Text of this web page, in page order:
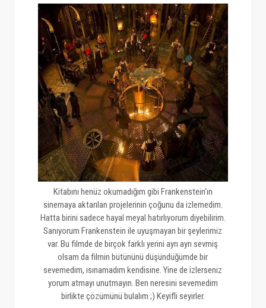
Kitabını henüz okumadığım gibi Frankenstein'ın
sinemaya aktarılan projelerinin çoğunu da izlemedim.
Hatta birini sadece hayal meyal hatırlıyorum diyebilirim.
Sanıyorum Frankenstein ile uyuşmayan bir şeylerimiz
var. Bu filmde de birçok farklı yerini ayrı ayrı sevmiş
olsam da filmin bütününü düşündüğümde bir
sevemedim, ısınamadım kendisine. Yine de izlerseniz
yorum atmayı unutmayın. Ben neresini sevemedim
birlikte çözümünü bulalım ;) Keyifli seyirler.